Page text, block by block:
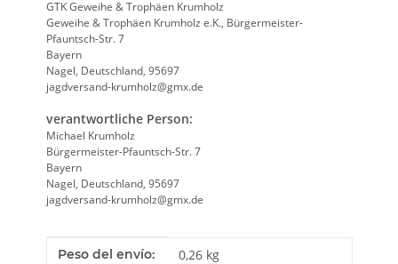
GTK Geweihe & Trophäen Krumholz
Geweihe & Trophäen Krumholz e.K., Bürgermeister-
Pfauntsch-Str. 7
Bayern
Nagel, Deutschland, 95697
jagdversand-krumholz@gmx.de
verantwortliche Person:
Michael Krumholz
Bürgermeister-Pfauntsch-Str. 7
Bayern
Nagel, Deutschland, 95697
jagdversand-krumholz@gmx.de
Característica del producto
valor
Peso del envío: 0,26 kg